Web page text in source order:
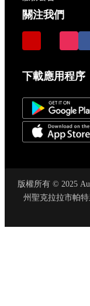
關注我們
下載應用程序
版權所有 © 2025
州聖克拉拉市帕特